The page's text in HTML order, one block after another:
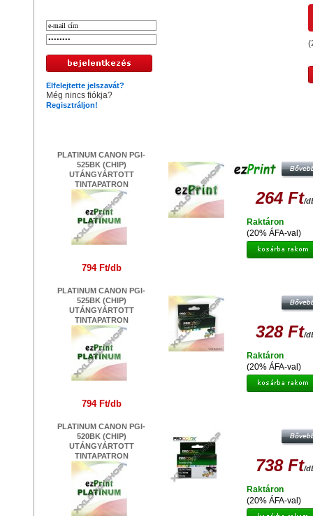
Elfelejtette jelszavát?
Még nincs fiókja?
Regisztráljon!
PLATINUM CANON PGI-
525BK (CHIP)
UTÁNGYÁRTOTT
TINTAPATRON
794 Ft/db
PLATINUM CANON PGI-
525BK (CHIP)
UTÁNGYÁRTOTT
TINTAPATRON
794 Ft/db
PLATINUM CANON PGI-
520BK (CHIP)
UTÁNGYÁRTOTT
TINTAPATRON
264 Ft/
(20% ÁFA-val)
Raktáron
328 Ft/
(20% ÁFA-val)
Raktáron
738 Ft/
(20% ÁFA-val)
Raktáron